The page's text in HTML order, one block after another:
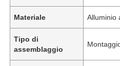
Materiale Alluminio
Tipo di
assemblaggio